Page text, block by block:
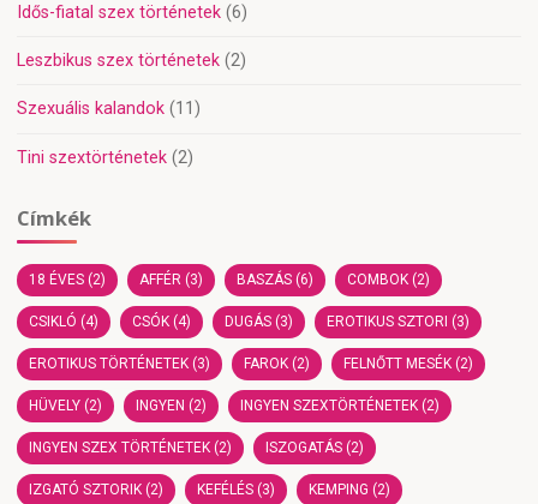
Idős-fiatal szex történetek (6)
Leszbikus szex történetek (2)
Szexuális kalandok (11)
Tini szextörténetek (2)
Címkék
18 ÉVES (2) AFFÉR (3) BASZÁS (6) COMBOK (2)
CSIKLÓ (4) CSÓK (4) DUGÁS (3) EROTIKUS SZTORI (3)
EROTIKUS TÖRTÉNETEK (3) FAROK (2) FELNŐTT MESÉK (2)
HÜVELY (2) INGYEN (2) INGYEN SZEXTÖRTÉNETEK (2)
INGYEN SZEX TÖRTÉNETEK (2) ISZOGATÁS (2)
IZGATÓ SZTORIK (2) KEFÉLÉS (3) KEMPING (2)